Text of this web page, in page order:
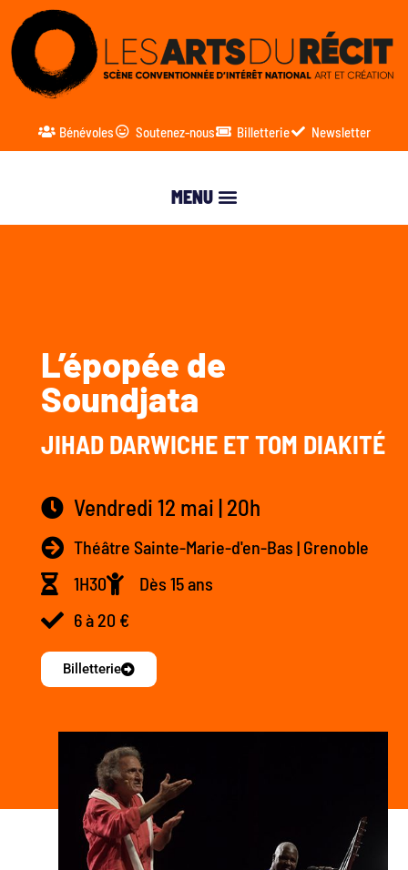
Bénévoles Soutenez-nous Billetterie Newsletter
L’épopée de
Soundjata
JIHAD DARWICHE ET TOM DIAKITÉ
Vendredi 12 mai | 20h
Théâtre Sainte-Marie-d'en-Bas | Grenoble
1H30
Dès 15 ans
6 à 20 €
Billetterie